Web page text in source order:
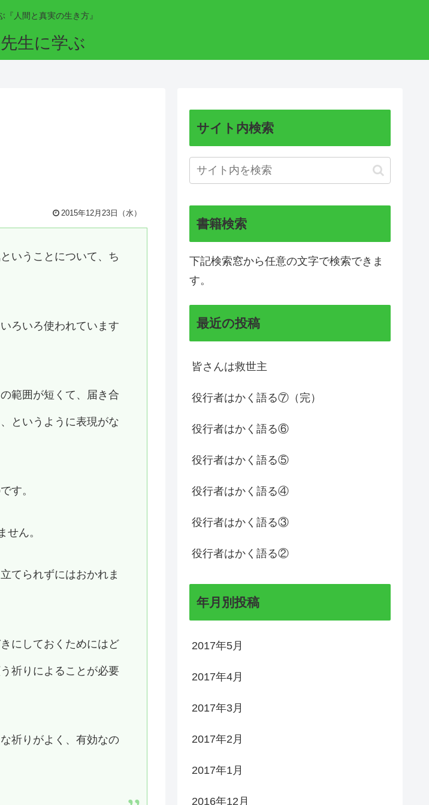
『人間と真実の生き方』
生に学ぶ
2015年12月23日（水）
いうことについて、ち
ろいろ使われています
範囲が短くて、届き合
というように表現がな
す。
せん。
てられずにはおかれま
にしておくためにはど
祈りによることが必要
祈りがよく、有効なの
サイト内検索
書籍検索
下記検索窓から任意の文字で検索できま
す。
最近の投稿
皆さんは救世主
役行者はかく語る⑦（完）
役行者はかく語る⑥
役行者はかく語る⑤
役行者はかく語る④
役行者はかく語る③
役行者はかく語る②
年月別投稿
2017年5月
2017年4月
2017年3月
2017年2月
2017年1月
2016年12月